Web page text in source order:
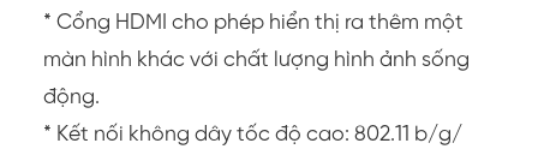
* Cổng HDMI cho phép hiển thị ra thêm một
màn hình khác với chất lượng hình ảnh sống
động.
* Kết nối không dây tốc độ cao: 802.11 b/g/